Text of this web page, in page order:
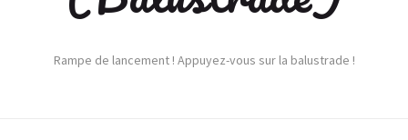
Rampe de lancement ! Appuyez-vous sur la balustrade !